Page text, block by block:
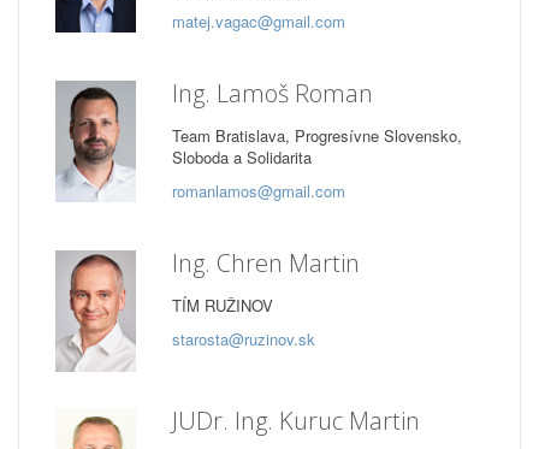
matej.vagac@gmail.com
Ing. Lamoš Roman
Team Bratislava, Progresívne Slovensko,
Sloboda a Solidarita
romanlamos@gmail.com
Ing. Chren Martin
TÍM RUŽINOV
starosta@ruzinov.sk
JUDr. Ing. Kuruc Martin